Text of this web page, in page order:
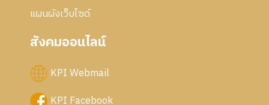
แผนผังเว็บไซด์
สังคมออนไลน์
KPI Webmail
KPI Facebook